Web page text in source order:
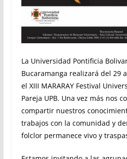
La Universidad Pontificia
Bucaramanga realizará del 29
el XIII MARARAY Festival
Pareja UPB. Una vez más nos
compartir nuestros
trabajos con la comunidad y
folclor permanece vivo y